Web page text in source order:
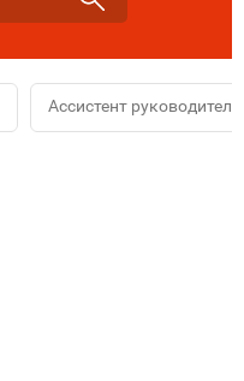
Ассистент руководителя